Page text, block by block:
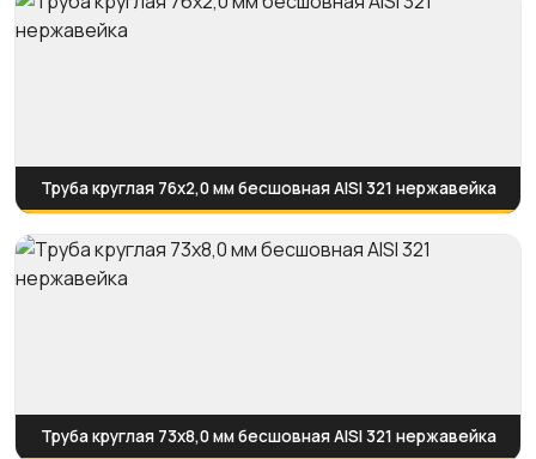
Труба круглая 76х2,0 мм бесшовная AISI 321 нержавейка
Труба круглая 73х8,0 мм бесшовная AISI 321 нержавейка